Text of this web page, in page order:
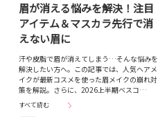
眉が消える悩みを解決！注目
アイテム＆マスカラ先行で消
えない眉に
汗や皮脂で眉が消えてしまう…そんな悩みを
解決したい方へ。この記事では、人気ヘアメ
イクが最新コスメを使った眉メイクの崩れ対
策を解説。さらに、2026上半期ベスコ…
すべて読む